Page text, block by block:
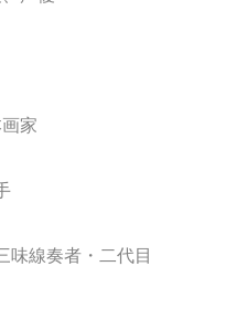
家
味線奏者・二代目